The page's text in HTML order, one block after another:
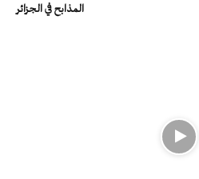
المذابح في الجزائر